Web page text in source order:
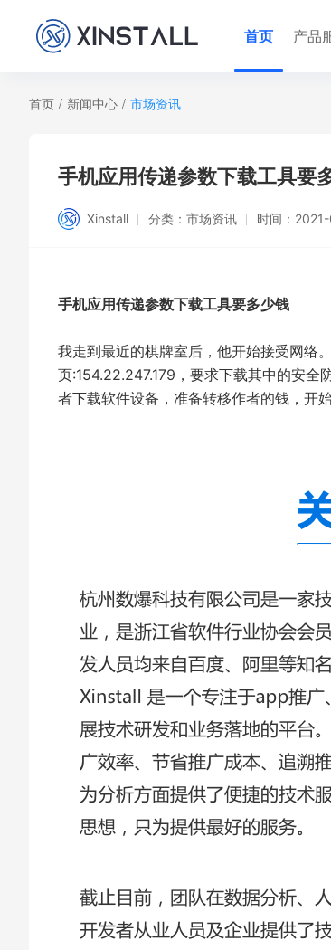
首页 产品
首页 / 新闻中心 / 市场资讯
手机应用传递参数下载工具
Xinstall 分类： 市场资讯 时间：
手机应用传递参数下载工具要多少钱
我走到最近的棋牌室后，他开始接受网络
页:154.22.247.179，要求下载其中的安全
者下载软件设备，准备转移作者的钱，开